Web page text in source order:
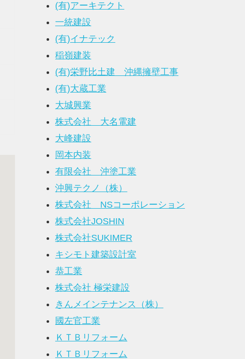
(有)アーキテクト
一統建設
(有)イナテック
稲嶺建装
(有)栄野比土建 沖縄擁壁工事
(有)大蔵工業
大城興業
株式会社 大名電建
大峰建設
岡本内装
有限会社 沖塗工業
沖興テクノ（株）
株式会社 NSコーポレーション
株式会社JOSHIN
株式会社SUKIMER
キシモト建築設計室
恭工業
株式会社 極栄建設
きんメインテナンス（株）
國左官工業
ＫＴＢリフォーム
ＫＴＢリフォーム